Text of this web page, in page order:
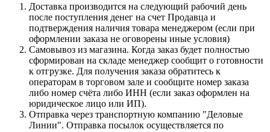
Доставка производится на следующий рабочий день
после поступления денег на счет Продавца и
подтверждения наличия товара менеджером (если при
оформлении заказа не оговорены иные условия)
Самовывоз из магазина. Когда заказ будет полностью
сформирован на складе менеджер сообщит о готовности
к отгрузке. Для получения заказа обратитесь к
операторам в торговом зале и сообщите номер заказа
либо номер счёта либо ИНН (если заказ оформлен на
юридическое лицо или ИП).
Отправка через транспортную компанию "Деловые
Линии". Отправка посылок осуществляется по